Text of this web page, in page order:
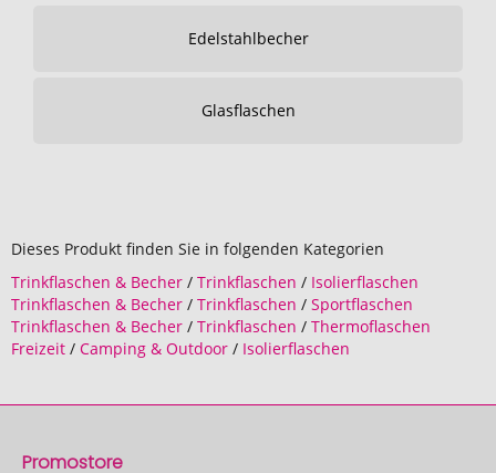
Edelstahlbecher
Glasflaschen
Dieses Produkt finden Sie in folgenden Kategorien
Trinkflaschen & Becher / Trinkflaschen / Isolierflaschen
Trinkflaschen & Becher / Trinkflaschen / Sportflaschen
Trinkflaschen & Becher / Trinkflaschen / Thermoflaschen
Freizeit / Camping & Outdoor / Isolierflaschen
Promostore